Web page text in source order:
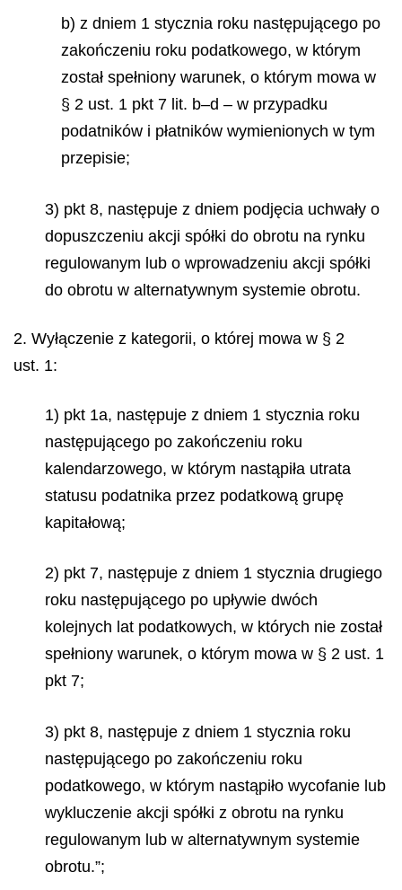
b) z dniem 1 stycznia roku następującego po
zakończeniu roku podatkowego, w którym
został spełniony warunek, o którym mowa w
§ 2 ust. 1 pkt 7 lit. b–d – w przypadku
podatników i płatników wymienionych w tym
przepisie;
3) pkt 8, następuje z dniem podjęcia uchwały o
dopuszczeniu akcji spółki do obrotu na rynku
regulowanym lub o wprowadzeniu akcji spółki
do obrotu w alternatywnym systemie obrotu.
2. Wyłączenie z kategorii, o której mowa w § 2
ust. 1:
1) pkt 1a, następuje z dniem 1 stycznia roku
następującego po zakończeniu roku
kalendarzowego, w którym nastąpiła utrata
statusu podatnika przez podatkową grupę
kapitałową;
2) pkt 7, następuje z dniem 1 stycznia drugiego
roku następującego po upływie dwóch
kolejnych lat podatkowych, w których nie został
spełniony warunek, o którym mowa w § 2 ust. 1
pkt 7;
3) pkt 8, następuje z dniem 1 stycznia roku
następującego po zakończeniu roku
podatkowego, w którym nastąpiło wycofanie lub
wykluczenie akcji spółki z obrotu na rynku
regulowanym lub w alternatywnym systemie
obrotu.”;